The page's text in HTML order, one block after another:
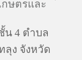
ษตรและ
น 4 ตำบล
ลุง จังหวัด